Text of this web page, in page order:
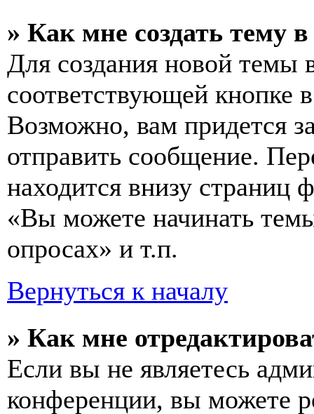
» Как мне создать тему
Для создания новой темы
соответствующей кнопке
Возможно, вам придется
отправить сообщение.
находится внизу
«Вы можете начинать
опросах» и т.п.
Вернуться к началу
» Как мне
Если вы не являетесь
конференции, вы можете